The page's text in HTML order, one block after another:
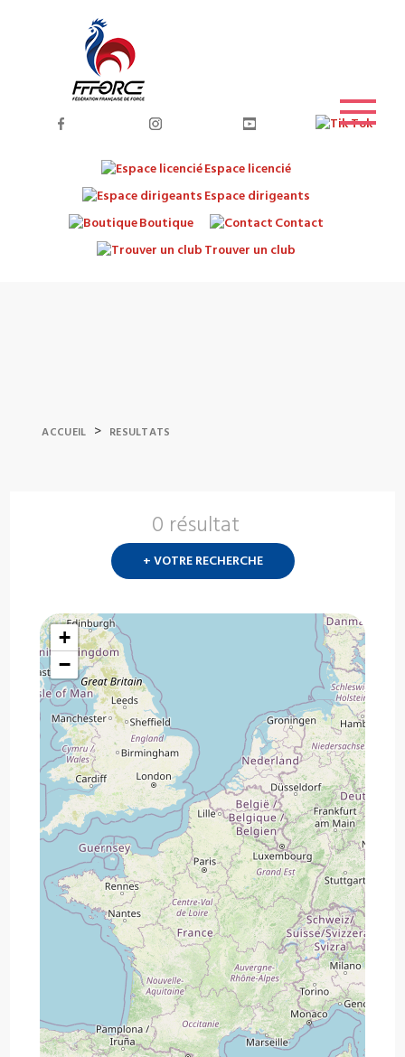
Espace licencié
Espace dirigeants
Boutique
Contact
Trouver un club
ACCUEIL > RESULTATS
0 résultat
+ VOTRE RECHERCHE
+
−